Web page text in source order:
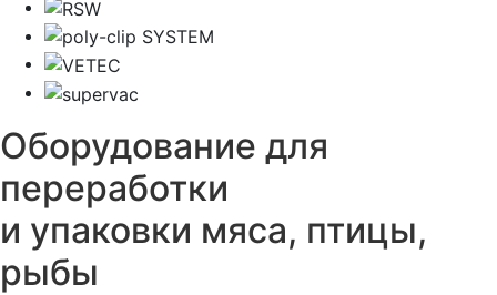
Оборудование для
переработки
и упаковки мяса, птицы,
рыбы